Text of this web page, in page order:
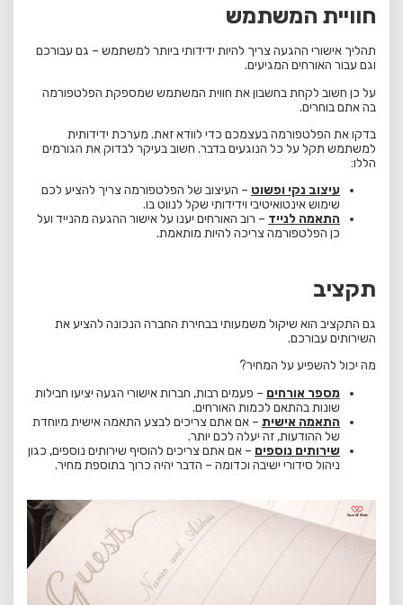
חוויית המשתמש
תהליך אישורי ההגעה צריך להיות ידידותי ביותר למשתמש – גם עבורכם
וגם עבור האורחים המגיעים.
על כן חשוב לקחת בחשבון את חווית המשתמש שמספקת הפלטפורמה
בה אתם בוחרים.
בדקו את הפלטפורמה בעצמכם כדי לוודא זאת. מערכת ידידותית
למשתמש תקל על כל הנוגעים בדבר. חשוב בעיקר לבדוק את הגורמים
הללו:
עיצוב נקי ופשוט – העיצוב של הפלטפורמה צריך להציע לכם
שימוש אינטואיטיבי וידידותי שקל לנווט בו.
התאמה לנייד – רוב האורחים יענו על אישור ההגעה מהנייד ועל
כן הפלטפורמה צריכה להיות מותאמת.
תקציב
גם התקציב הוא שיקול משמעותי בבחירת החברה הנכונה להציע את
השירותים עבורכם.
מה יכול להשפיע על המחיר?
מספר אורחים – פעמים רבות, חברות אישורי הגעה יציעו חבילות
שונות בהתאם לכמות האורחים.
התאמה אישית – אם אתם צריכים לבצע התאמה אישית מיוחדת
של ההודעות, זה יעלה לכם יותר.
שירותים נוספים – אם אתם צריכים להוסיף שירותים נוספים, כגון
ניהול סידורי ישיבה וכדומה – הדבר יהיה כרוך בתוספת מחיר.